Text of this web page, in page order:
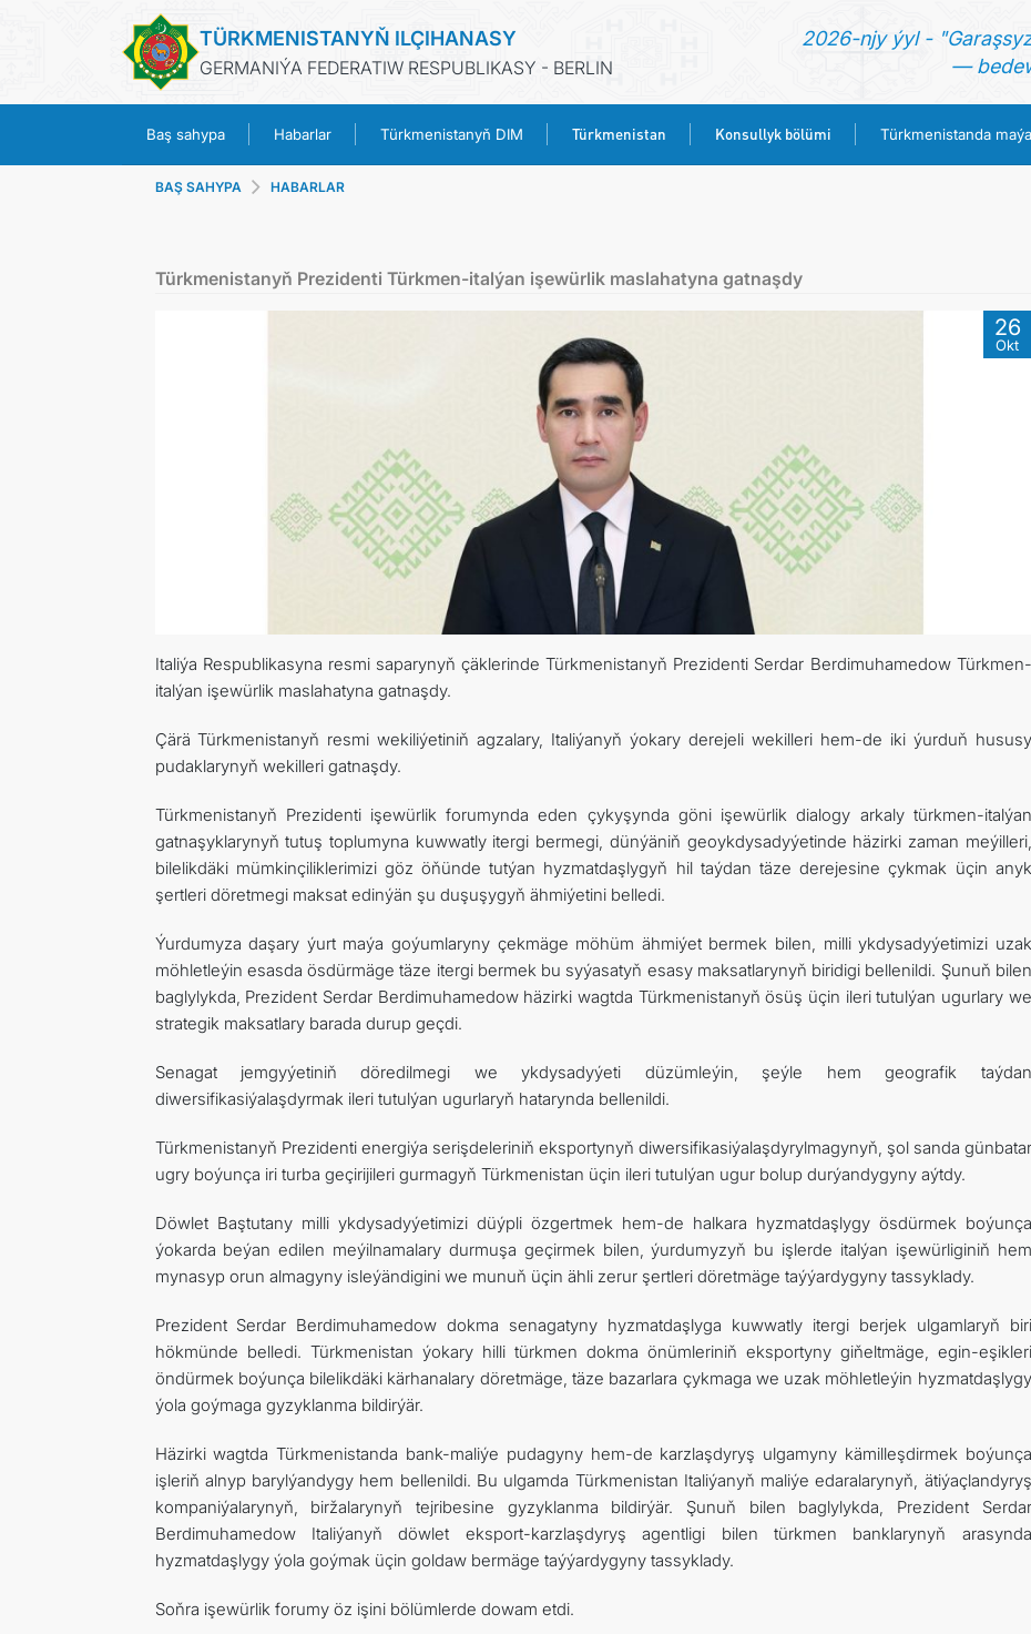
TÜRKMENISTANYŇ ILÇIHANASY
GERMANIÝA FEDERATIW RESPUBLIKASY - BERLIN
2026-njy ýyl -
—
Baş sahypa Habarlar Türkmenistanyň DIM Türkmenistan Konsullyk bölümi Türkmenistanda
TÜRKMENISTANYŇ DIM
TÜRKMENISTANDA MAÝA GOÝUMLAR
ARAGATNAŞYK
BAŞ SAHYPA HABARLAR
Türkmenistanyň Prezidenti Türkmen-italýan işewürlik maslahatyna gatnaşdy
26
Okt
Italiýa Respublikasyna resmi saparynyň çäklerinde Türkmenistanyň Prezidenti Serdar Berdimuhamedow Türkmen-
italýan işewürlik maslahatyna gatnaşdy.
Çärä Türkmenistanyň resmi wekiliýetiniň agzalary, Italiýanyň ýokary derejeli wekilleri hem-de iki ýurduň hususy
pudaklarynyň wekilleri gatnaşdy.
Türkmenistanyň Prezidenti işewürlik forumynda eden çykyşynda göni işewürlik dialogy arkaly türkmen-italýan
gatnaşyklarynyň tutuş toplumyna kuwwatly itergi bermegi, dünýäniň geoykdysadyýetinde häzirki zaman meýilleri,
bilelikdäki mümkinçiliklerimizi göz öňünde tutýan hyzmatdaşlygyň hil taýdan täze derejesine çykmak üçin anyk
şertleri döretmegi maksat edinýän şu duşuşygyň ähmiýetini belledi.
Ýurdumyza daşary ýurt maýa goýumlaryny çekmäge möhüm ähmiýet bermek bilen, milli ykdysadyýetimizi uzak
möhletleýin esasda ösdürmäge täze itergi bermek bu syýasatyň esasy maksatlarynyň biridigi bellenildi. Şunuň bilen
baglylykda, Prezident Serdar Berdimuhamedow häzirki wagtda Türkmenistanyň ösüş üçin ileri tutulýan ugurlary we
strategik maksatlary barada durup geçdi.
Senagat jemgyýetiniň döredilmegi we ykdysadyýeti düzümleýin, şeýle hem geografik taýdan
diwersifikasiýalaşdyrmak ileri tutulýan ugurlaryň hatarynda bellenildi.
Türkmenistanyň Prezidenti energiýa serişdeleriniň eksportynyň diwersifikasiýalaşdyrylmagynyň, şol sanda günbatar
ugry boýunça iri turba geçirijileri gurmagyň Türkmenistan üçin ileri tutulýan ugur bolup durýandygyny aýtdy.
Döwlet Baştutany milli ykdysadyýetimizi düýpli özgertmek hem-de halkara hyzmatdaşlygy ösdürmek boýunça
ýokarda beýan edilen meýilnamalary durmuşa geçirmek bilen, ýurdumyzyň bu işlerde italýan işewürliginiň hem
mynasyp orun almagyny isleýändigini we munuň üçin ähli zerur şertleri döretmäge taýýardygyny tassyklady.
Prezident Serdar Berdimuhamedow dokma senagatyny hyzmatdaşlyga kuwwatly itergi berjek ulgamlaryň biri
hökmünde belledi. Türkmenistan ýokary hilli türkmen dokma önümleriniň eksportyny giňeltmäge, egin-eşikleri
öndürmek boýunça bilelikdäki kärhanalary döretmäge, täze bazarlara çykmaga we uzak möhletleýin hyzmatdaşlygy
ýola goýmaga gyzyklanma bildirýär.
Häzirki wagtda Türkmenistanda bank-maliýe pudagyny hem-de karzlaşdyryş ulgamyny kämilleşdirmek boýunça
işleriň alnyp barylýandygy hem bellenildi. Bu ulgamda Türkmenistan Italiýanyň maliýe edaralarynyň, ätiýaçlandyryş
kompaniýalarynyň, biržalarynyň tejribesine gyzyklanma bildirýär. Şunuň bilen baglylykda, Prezident Serdar
Berdimuhamedow Italiýanyň döwlet eksport-karzlaşdyryş agentligi bilen türkmen banklarynyň arasynda
hyzmatdaşlygy ýola goýmak üçin goldaw bermäge taýýardygyny tassyklady.
Soňra işewürlik forumy öz işini bölümlerde dowam etdi.